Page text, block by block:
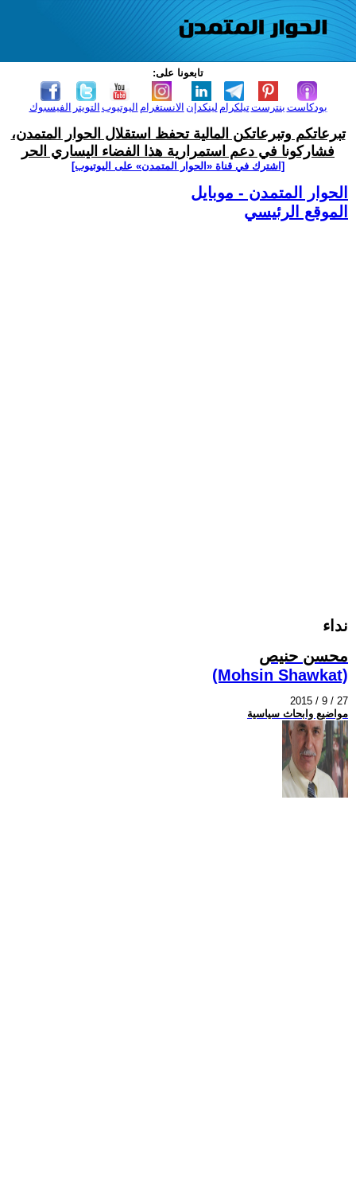
تابعونا على:
الفيسبوك التويتر اليوتيوب الانستغرام لينكدإن تيلكرامبنترست بودكاست
تبرعاتكم وتبرعاتكن المالية تحفظ استقلال الحوار المتمدن،
فشاركونا في دعم استمرارية هذا الفضاء اليساري الحر
[اشترك في قناة ‫«الحوار المتمدن» على اليوتيوب]
الحوار المتمدن - موبايل
الموقع الرئيسي
نداء
محسن حنيص
(Mohsin Shawkat)
2015 / 9 / 27
مواضيع وابحاث سياسية